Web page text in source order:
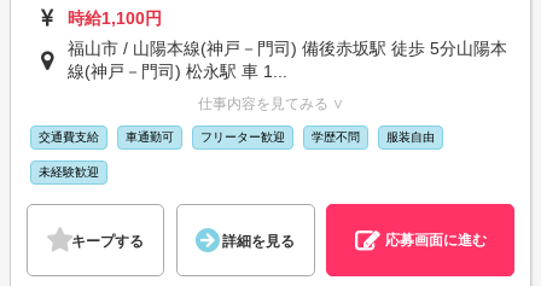
時給1,100円
福山市 / 山陽本線(神戸－門司) 備後赤坂駅 徒歩 5分山陽本
線(神戸－門司) 松永駅 車 1...
仕事内容を見てみる ∨
交通費支給 車通勤可 フリーター歓迎 学歴不問 服装自由
未経験歓迎
キープする 詳細を見る 応募画面に進む